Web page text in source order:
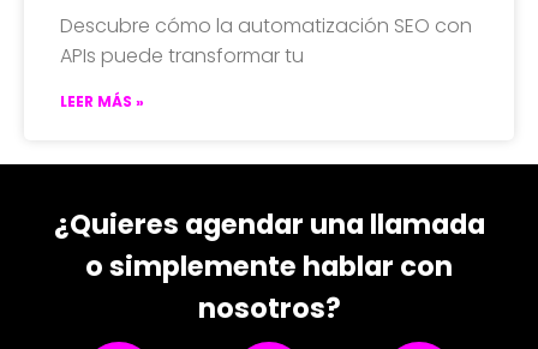
Descubre cómo la automatización SEO con
APIs puede transformar tu
LEER MÁS »
¿Quieres agendar una llamada
o simplemente hablar con
nosotros?